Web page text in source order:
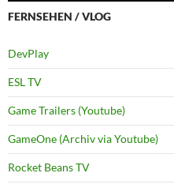
FERNSEHEN / VLOG
DevPlay
ESL TV
Game Trailers (Youtube)
GameOne (Archiv via Youtube)
Rocket Beans TV